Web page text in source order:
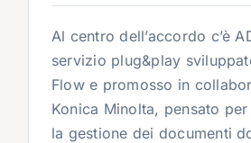
Al centro dell’accordo c’è
servizio plug&play
Flow e promosso in
Konica Minolta, pensato
la gestione dei documenti